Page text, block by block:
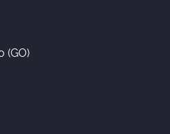
(GO)